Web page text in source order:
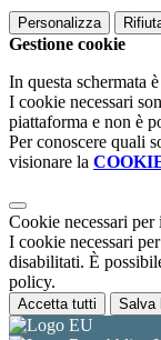
Personalizza
Gestione cookie
In questa schermata
I cookie necessari
piattaforma e non è
Per conoscere quali
visionare la
Cookie necessari
I cookie necessari
disabilitati. È
policy.
Accetta tutti Salva